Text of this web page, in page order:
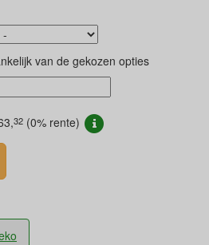
van de gekozen opties
32 (0% rente)